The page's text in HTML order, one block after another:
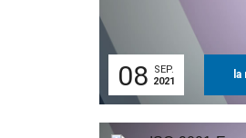
08
SEP.
2021
la